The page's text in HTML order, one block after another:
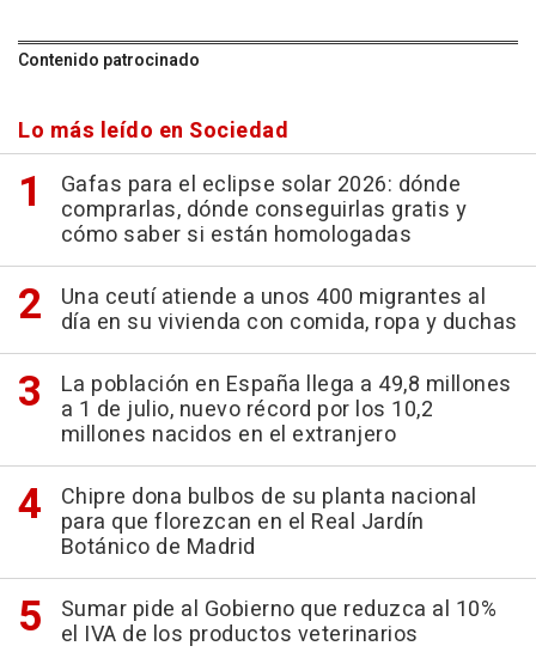
Contenido patrocinado
Lo más leído en Sociedad
Gafas para el eclipse solar 2026: dónde
comprarlas, dónde conseguirlas gratis y
cómo saber si están homologadas
Una ceutí atiende a unos 400 migrantes al
día en su vivienda con comida, ropa y duchas
La población en España llega a 49,8 millones
a 1 de julio, nuevo récord por los 10,2
millones nacidos en el extranjero
Chipre dona bulbos de su planta nacional
para que florezcan en el Real Jardín
Botánico de Madrid
Sumar pide al Gobierno que reduzca al 10%
el IVA de los productos veterinarios